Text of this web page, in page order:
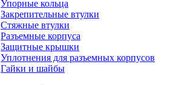
Упорные кольца
Закрепительные втулки
Стяжные втулки
Разъемные корпуса
Защитные крышки
Уплотнения для разъемных корпусов
Гайки и шайбы